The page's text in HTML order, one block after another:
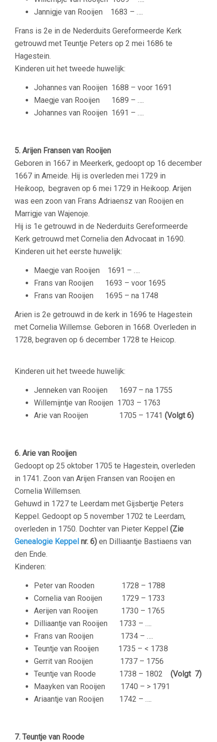
Jannigje van Rooijen 1683 – ….
Frans is 2e in de Nederduits Gereformeerde Kerk
getrouwd met Teuntje Peters op 2 mei 1686 te
Hagestein.
Kinderen uit het tweede huwelijk:
Johannes van Rooijen 1688 – voor 1691
Maegje van Rooijen 1689 – ….
Johannes van Rooijen 1691 – ….
5. Arijen Fransen van Rooijen
Geboren in 1667 in Meerkerk, gedoopt op 16 december
1667 in Ameide. Hij is overleden mei 1729 in
Heikoop, begraven op 6 mei 1729 in Heikoop. Arijen
was een zoon van Frans Adriaensz van Rooijen en
Marrigje van Wajenoje.
Hij is 1e getrouwd in de Nederduits Gereformeerde
Kerk getrouwd met Cornelia den Advocaat in 1690.
Kinderen uit het eerste huwelijk:
Maegje van Rooijen 1691 – ….
Frans van Rooijen 1693 – voor 1695
Frans van Rooijen 1695 – na 1748
Arien is 2e getrouwd in de kerk in 1696 te Hagestein
met Cornelia Willemse. Geboren in 1668. Overleden in
1728, begraven op 6 december 1728 te Heicop.
Kinderen uit het tweede huwelijk:
Jenneken van Rooijen 1697 – na 1755
Willemijntje van Rooijen 1703 – 1763
Arie van Rooijen 1705 – 1741 (Volgt 6)
6. Arie van Rooijen
Gedoopt op 25 oktober 1705 te Hagestein, overleden
in 1741. Zoon van Arijen Fransen van Rooijen en
Cornelia Willemsen.
Gehuwd in 1727 te Leerdam met Gijsbertje Peters
Keppel. Gedoopt op 5 november 1702 te Leerdam,
overleden in 1750. Dochter van Pieter Keppel (Zie
Genealogie Keppel nr. 6) en Dilliaantje Bastiaens van
den Ende.
Kinderen:
Peter van Rooden 1728 – 1788
Cornelia van Rooijen 1729 – 1733
Aerijen van Rooijen 1730 – 1765
Dilliaantje van Rooijen 1733 – ….
Frans van Rooijen 1734 – ….
Teuntje van Rooijen 1735 – < 1738
Gerrit van Rooijen 1737 – 1756
Teuntje van Roode 1738 – 1802 (Volgt 7)
Maayken van Rooijen 1740 – > 1791
Ariaantje van Rooijen 1742 – ….
7. Teuntje van Roode